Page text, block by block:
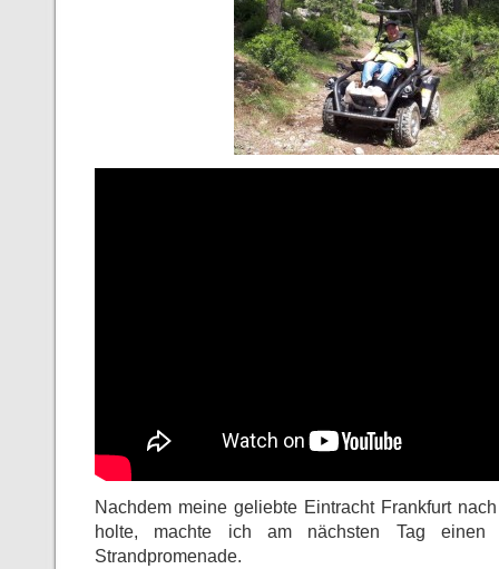
Nachdem meine geliebte Eintracht Frankfurt
holte, machte ich am nächsten Tag einen
Strandpromenade.